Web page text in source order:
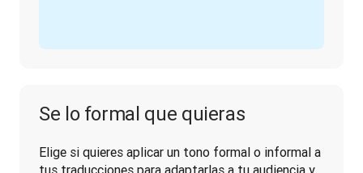
Se lo formal que quieras
Elige si quieres aplicar un tono formal o informal a